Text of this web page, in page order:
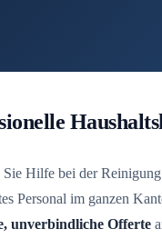
Sie Hilfe bei der
Personal im ganzen
unverbindliche Offerte